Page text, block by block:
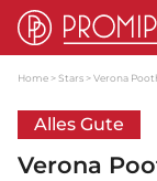
Home Stars Verona
Alles Gute
Verona